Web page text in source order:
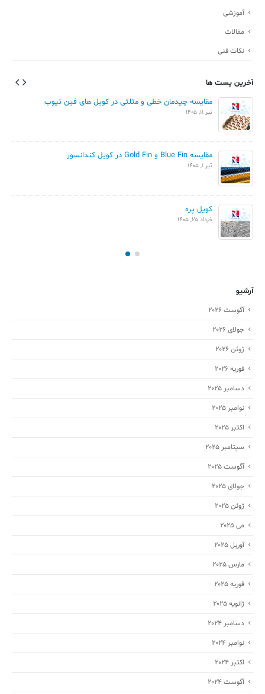
آموزشی
مقالات
نکات فنی
آخرین پست ها
مقایسه چیدمان خطی و مثلثی در کویل های فین تیوب
تیر 11, 1405
مقایسه Blue Fin و Gold Fin در کویل کندانسور
تیر 1, 1405
کویل پره
خرداد 25, 1405
آرشیو
آگوست 2026
جولای 2026
ژوئن 2026
فوریه 2026
دسامبر 2025
نوامبر 2025
اکتبر 2025
سپتامبر 2025
آگوست 2025
جولای 2025
ژوئن 2025
می 2025
آوریل 2025
مارس 2025
فوریه 2025
ژانویه 2025
دسامبر 2024
نوامبر 2024
اکتبر 2024
آگوست 2024